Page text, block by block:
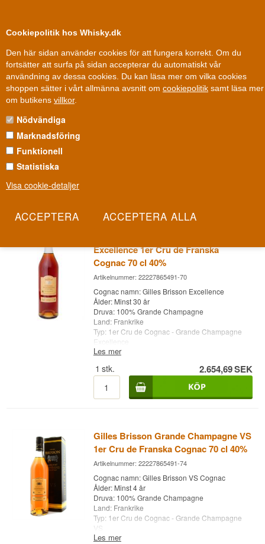
Cookiepolitik hos Whisky.dk
Den här sidan använder cookies för att fungera korrekt. Om du
fortsätter att surfa på sidan accepterar du automatiskt vår
användning av dessa cookies. Du kan läsa mer om vilka cookies
shoppen sätter i vårt allmänna avsnitt om cookiepolitik samt läsa mer
om butikens villkor.
Nödvändiga
Marknadsföring
Funktionell
Statistiska
Visa cookie-detaljer
Fri leverans Fri frakt vid 899 dkk
Cognac»Cognachus / Destillerier / Varumärken
GILLES BRISSON COGNAC
Cyril Brisson driver cognachuset i tredje generationen efter en
enda, orubblig regel: bara de finaste eaux-de-vie från Grande
betalar för kvaliteten allena, inte för reklam eller glans.
Excellence 1er Cru de Franska
Cognac 70 cl 40%
Artikelnummer: 22227865491-70
Cognac namn: Gilles Brisson Excellence
Ålder: Minst 30 år
Druva: 100% Grande Champagne
Land: Frankrike
Typ: 1er Cru de Cognac - Grande Champagne
Excellence
Alc. styrka: 40%
Letar du efter cognac i klassificeringarna Cognac
VS, Cognac VSOP och Cognac XO?
Whisky.dk har allt inom cognac som kan avnjutas
Les mer
1 stk. 2.654,69SEK
Gilles Brisson Grande Champagne VS
1er Cru de Franska Cognac 70 cl 40%
Artikelnummer: 22227865491-74
Cognac namn: Gilles Brisson VS Cognac
Ålder: Minst 4 år
Druva: 100% Grande Champagne
Land: Frankrike
Typ: 1er Cru de Cognac - Grande Champagne
VS
Alc. styrka: 40%
Les mer